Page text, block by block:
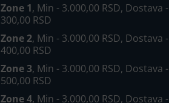
Zone 1, Min - 3.000,00 RSD, Dostava -
300,00 RSD
Zone 2, Min - 3.000,00 RSD, Dostava -
400,00 RSD
Zone 3, Min - 3.000,00 RSD, Dostava -
500,00 RSD
Zone 4, Min - 3.000,00 RSD, Dostava -